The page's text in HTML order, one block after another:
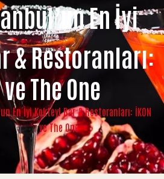
En İyi
& Restoranları:
ve The One
En İyi Kokteyl Bar & Restoranları: İKON
ve The One